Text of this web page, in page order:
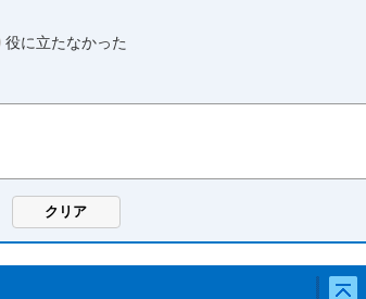
役に立たなかった